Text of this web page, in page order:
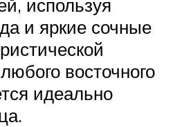
используя
и яркие сочные
восточного
идеально